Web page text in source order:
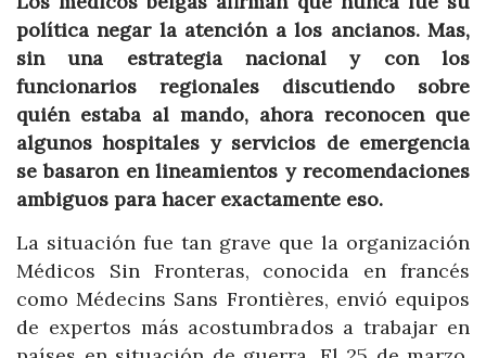
política negar la atención a los ancianos. Mas,
sin una estrategia nacional y con los
funcionarios regionales discutiendo sobre
quién estaba al mando, ahora reconocen que
algunos hospitales y servicios de emergencia
se basaron en lineamientos y recomendaciones
ambiguos para hacer exactamente eso.
La situación fue tan grave que la organización
Médicos Sin Fronteras, conocida en francés
como Médecins Sans Frontières, envió equipos
de expertos más acostumbrados a trabajar en